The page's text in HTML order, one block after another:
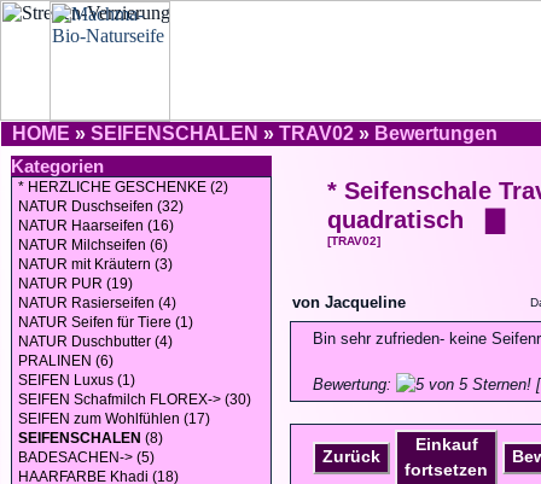
HOME » SEIFENSCHALEN » TRAV02 » Bewertungen
Kategorien
* HERZLICHE GESCHENKE (2)
NATUR Duschseifen (32)
NATUR Haarseifen (16)
NATUR Milchseifen (6)
NATUR mit Kräutern (3)
NATUR PUR (19)
NATUR Rasierseifen (4)
NATUR Seifen für Tiere (1)
NATUR Duschbutter (4)
PRALINEN (6)
SEIFEN Luxus (1)
SEIFEN Schafmilch FLOREX-> (30)
SEIFEN zum Wohlfühlen (17)
SEIFENSCHALEN (8)
BADESACHEN-> (5)
HAARFARBE Khadi (18)
* Seifenschale
quadratisch ▇
[TRAV02]
von Jacqueline
Bin sehr zufrieden- keine
Bewertung:
Zurück
Einkauf
fortsetzen